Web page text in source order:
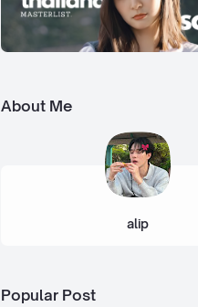
About Me
alip
Popular Post